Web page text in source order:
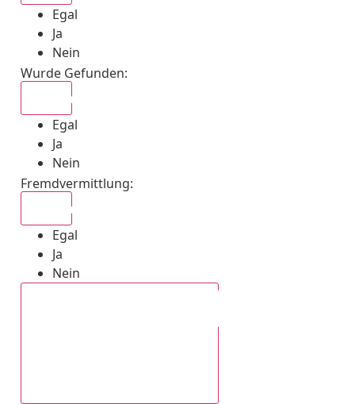
Egal
Ja
Nein
Wurde Gefunden:
Egal
Ja
Nein
Fremdvermittlung:
Egal
Ja
Nein